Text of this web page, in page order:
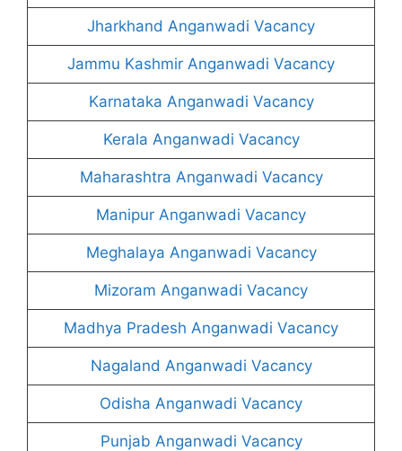
Jharkhand Anganwadi Vacancy
Jammu Kashmir Anganwadi Vacancy
Karnataka Anganwadi Vacancy
Kerala Anganwadi Vacancy
Maharashtra Anganwadi Vacancy
Manipur Anganwadi Vacancy
Meghalaya Anganwadi Vacancy
Mizoram Anganwadi Vacancy
Madhya Pradesh Anganwadi Vacancy
Nagaland Anganwadi Vacancy
Odisha Anganwadi Vacancy
Punjab Anganwadi Vacancy